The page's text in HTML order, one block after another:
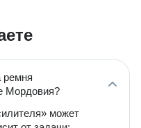
ремня
Мордовия?
может